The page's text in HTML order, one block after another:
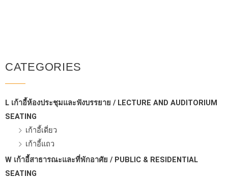
CATEGORIES
L เก้าอี้ห้องประชุมและฟังบรรยาย / LECTURE AND AUDITORIUM
SEATING
เก้าอี้เดี่ยว
เก้าอี้แถว
W เก้าอี้สาธารณะและที่พักอาศัย / PUBLIC & RESIDENTIAL
SEATING